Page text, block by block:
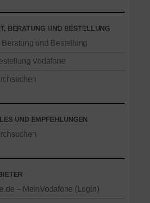
BERATUNG UND BESTELLUNG
Beratung und Bestellung
Vodafone
UND EMPFEHLUNGEN
– MeinVodafone (Login)